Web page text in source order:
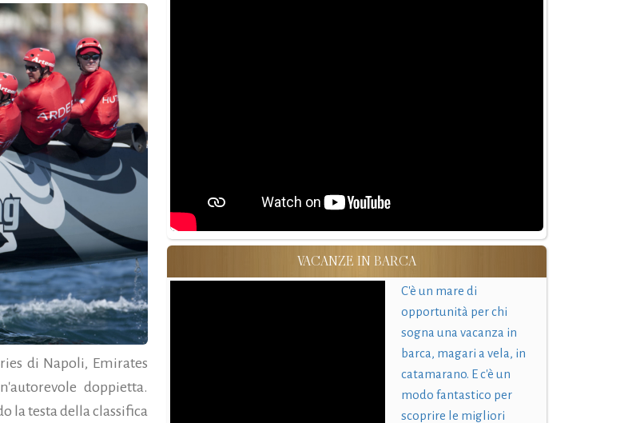
di Napoli, Emirates
doppietta.
la testa della classifica
VACANZE IN BARCA
C'è un mare di
opportunità per chi
sogna una vacanza in
barca, magari a vela, in
catamarano. E c'è un
modo fantastico per
scoprire le migliori